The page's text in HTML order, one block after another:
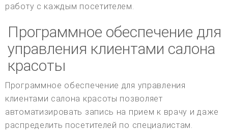
работу с каждым посетителем.
Программное обеспечение для
управления клиентами салона
красоты
Программное обеспечение для управления
клиентами салона красоты позволяет
автоматизировать запись на прием к врачу и даже
распределить посетителей по специалистам.